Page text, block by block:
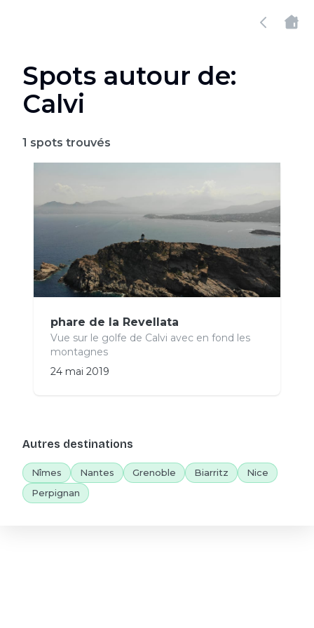
Spots autour de:
Calvi
1 spots trouvés
phare de la Revellata
Vue sur le golfe de Calvi avec en fond les
montagnes
24 mai 2019
Autres destinations
Nîmes Nantes Grenoble Biarritz
Nice
Perpignan